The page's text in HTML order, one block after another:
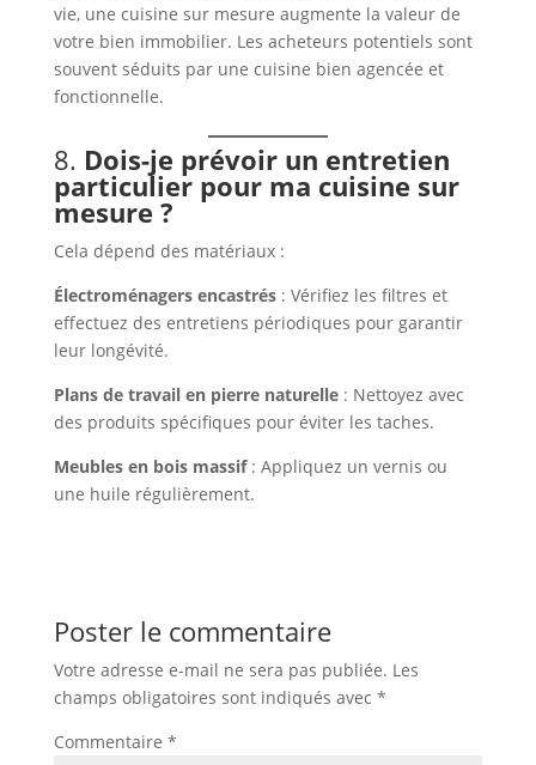
vie, une cuisine sur mesure augmente la valeur de
votre bien immobilier. Les acheteurs potentiels sont
souvent séduits par une cuisine bien agencée et
fonctionnelle.
8. Dois-je prévoir un entretien
particulier pour ma cuisine sur
mesure ?
Cela dépend des matériaux :
Électroménagers encastrés: Vérifiez les filtres et
effectuez des entretiens périodiques pour garantir
leur longévité.
Plans de travail en pierre naturelle: Nettoyez avec
des produits spécifiques pour éviter les taches.
Meubles en bois massif: Appliquez un vernis ou
une huile régulièrement.
Poster le commentaire
Votre adresse e-mail ne sera pas publiée. Les
champs obligatoires sont indiqués avec *
Commentaire *